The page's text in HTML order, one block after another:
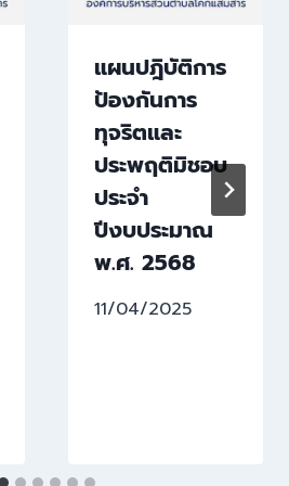
แผนปฎิบัติการ
ป้องกันการ
ทุจริตและ
ประพฤติมิชอบ
ประจำ
ปีงบประมาณ
พ.ศ. 2568
11/04/2025